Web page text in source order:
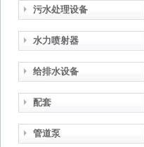
污水处理设备
水力喷射器
给排水设备
配套
管道泵